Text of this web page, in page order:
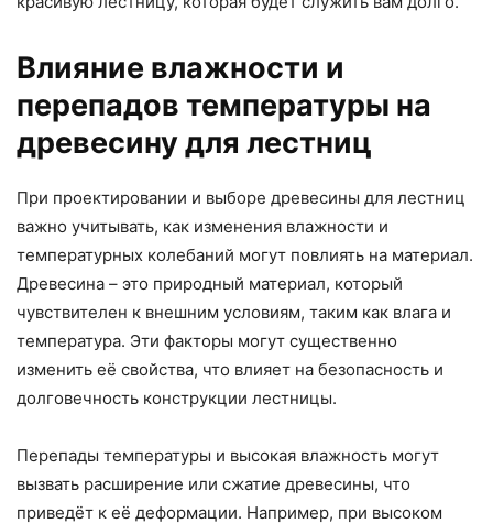
Влияние влажности и
перепадов температуры на
древесину для лестниц
При проектировании и выборе древесины для лестниц
важно учитывать, как изменения влажности и
температурных колебаний могут повлиять на материал.
Древесина – это природный материал, который
чувствителен к внешним условиям, таким как влага и
температура. Эти факторы могут существенно
изменить её свойства, что влияет на безопасность и
долговечность конструкции лестницы.
Перепады температуры и высокая влажность могут
вызвать расширение или сжатие древесины, что
приведёт к её деформации. Например, при высоком